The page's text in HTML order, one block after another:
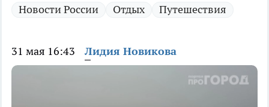
Новости России Отдых Путешествия
31 мая 16:43 Лидия Новикова